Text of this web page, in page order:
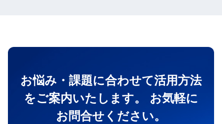
お悩み・課題に合わせて活用方法
をご案内いたします。
お気軽に
お問合せください。